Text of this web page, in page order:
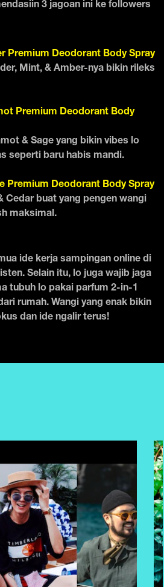
3 jagoan ini ke followers
Premium Deodorant Body Spray
Mint, & Amber-nya bikin rileks
Premium Deodorant Body
& Sage yang bikin vibes lo
seperti baru habis mandi.
Premium Deodorant Body Spray
Cedar buat yang pengen wangi
maksimal.
ide kerja sampingan online di
Selain itu, lo juga wajib jaga
tubuh lo pakai parfum 2-in-1
rumah. Wangi yang enak bikin
dan ide ngalir terus!